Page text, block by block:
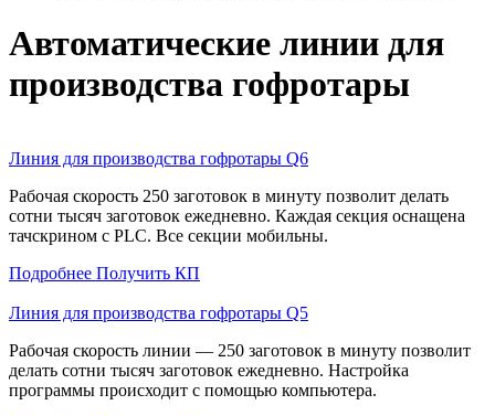
Автоматические линии для
производства гофротары
Линия для производства гофротары Q6
Рабочая скорость 250 заготовок в минуту позволит делать
сотни тысяч заготовок ежедневно. Каждая секция оснащена
тачскрином с PLC. Все секции мобильны.
Подробнее Получить КП
Линия для производства гофротары Q5
Рабочая скорость линии — 250 заготовок в минуту позволит
делать сотни тысяч заготовок ежедневно. Настройка
программы происходит с помощью компьютера.